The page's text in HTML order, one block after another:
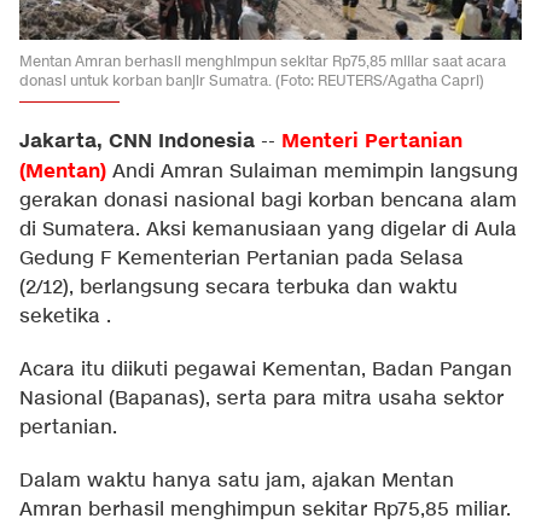
Mentan Amran berhasil menghimpun sekitar Rp75,85 miliar saat acara
donasi untuk korban banjir Sumatra. (Foto: REUTERS/Agatha Capri)
Jakarta, CNN Indonesia -- Menteri Pertanian
(Mentan) Andi Amran Sulaiman memimpin langsung
gerakan donasi nasional bagi korban bencana alam
di Sumatera. Aksi kemanusiaan yang digelar di Aula
Gedung F Kementerian Pertanian pada Selasa
(2/12), berlangsung secara terbuka dan waktu
seketika .
Acara itu diikuti pegawai Kementan, Badan Pangan
Nasional (Bapanas), serta para mitra usaha sektor
pertanian.
Dalam waktu hanya satu jam, ajakan Mentan
Amran berhasil menghimpun sekitar Rp75,85 miliar.